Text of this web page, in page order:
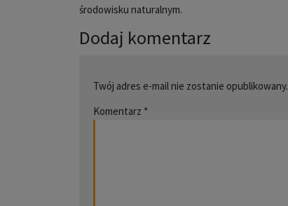
środowisku naturalnym.
Dodaj komentarz
Twój adres e-mail nie zostanie opublikowany.
Komentarz *